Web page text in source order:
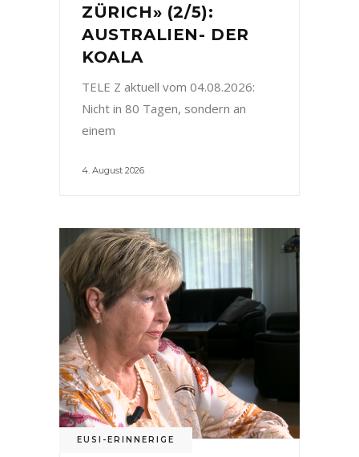
ZÜRICH» (2/5):
AUSTRALIEN- DER
KOALA
TELE Z aktuell vom 04.08.2026:
Nicht in 80 Tagen, sondern an
einem
4. August 2026
EUSI-ERINNERIGE